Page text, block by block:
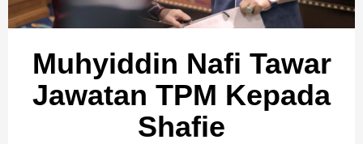
Muhyiddin Nafi Tawar
Jawatan TPM Kepada
Shafie